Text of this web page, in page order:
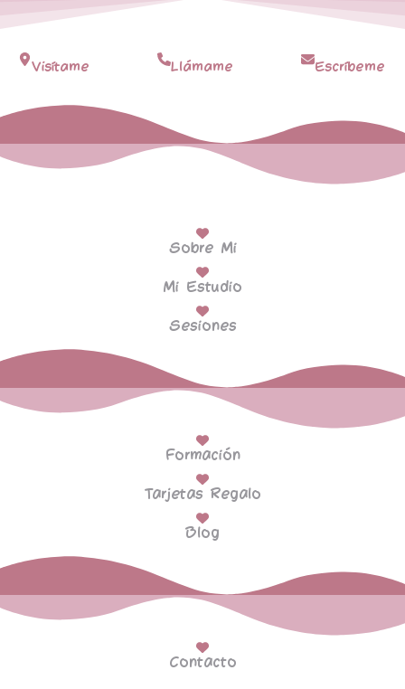
Visítame Llámame Escríbeme
Sobre Mi
Mi Estudio
Sesiones
Formación
Tarjetas Regalo
Blog
Contacto